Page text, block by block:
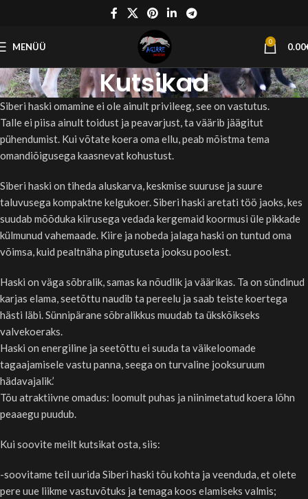
MENÜÜ 0 0.00
Kutsikad
Siberi haski omamine ei ole ainult privileeg, see on vastutus.
Talle ei piisa ainult toidust ja peavarjust, ta väärib jäägitut
pühendumist. Kui võtate koera oma ellu, peab mõistma tema
omandiõigusega kaasnevat kohustust.
Siberi haski on tiheda aluskarva, keskmise suuruse ja suure
taluvusega kompaktne kelgukoer. Siberi haski aretati töö jaoks, kes
suudab mõõduka kiirusega vedada kergemaid koormusi üle pikkade
külmunud vahemaade. Kiire ja nobeda jalaga haski on tuntud oma
võimsa, kuid pealtnäha pingutuseta jooksu poolest.
Haski on väga sõbralik, samas ka nõudlik ja väärikas. Ta on sündinud
karjas elama, seetõttu naudib ta pereelu ja saab teiste koertega
hästi läbi. Sünnipärane sõbralikkus muudab ta ükskõikseks
valvekoeraks.
Haski on energiline ja seetõttu ei suuda ta väikeloomade
tagaajamisele vastu panna, seega on turvaline jooksuruum
hädavajalik.’
Tõu atraktiivne omadus: loomult puhas ja niinimetatud koera lõhn
peaaegu puudub.
Kui soovite meilt kutsikat osta, siis:
-soovitame teil uurida Siberi haski tõu kohta ja veenduda, et olete
pere uue liikme vastuvõtuks ja temaga koos elamiseks valmis;